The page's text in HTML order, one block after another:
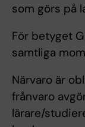
som görs på
För betyget
samtliga
Närvaro är
frånvaro
lärare/